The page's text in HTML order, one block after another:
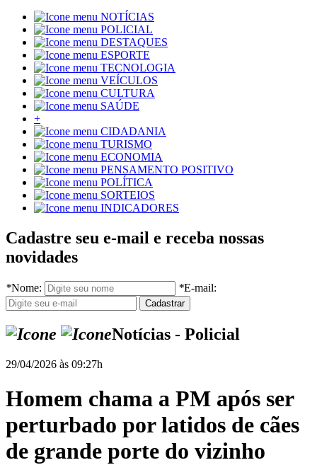
NOTÍCIAS
POLICIAL
DESTAQUES
ESPORTE
TECNOLOGIA
VEÍCULOS
CULTURA
SAÚDE
+
CIDADANIA
TURISMO
ECONOMIA
PENSAMENTO POSITIVO
POLÍTICA
SORTEIOS
INDICADORES
Cadastre seu e-mail e receba nossas
novidades
*Nome: *E-mail:
Notícias - Policial
29/04/2026 às 09:27h
Homem chama a PM após ser
perturbado por latidos de cães
de grande porte do vizinho